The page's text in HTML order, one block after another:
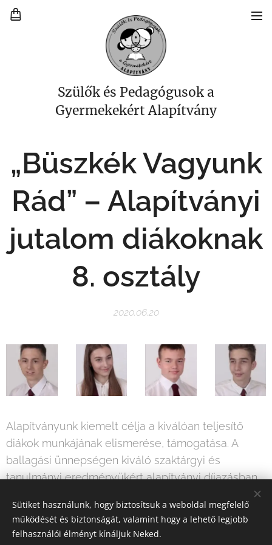
Szülők és Pedagógusok a
Gyermekekért Alapítvány
„Büszkék Vagyunk
Rád” – Alapítványi
jutalom diákoknak
8. osztály
2020.06.20
Alapítványunk kiemelt célja a kiválóan teljesítő
diákok munkájának elismerése, támogatása. A
ballagási ünnepségen kiváló szaktárgyi és
tanulmányi eredményükért alapítványi díjazásban
Máté és Pap Levente.
Sütiket használunk, hogy biztosítsuk a weboldal megfelelő
működését és biztonságát, valamint hogy a lehető legjobb
felhasználói élményt kínáljuk Neked.